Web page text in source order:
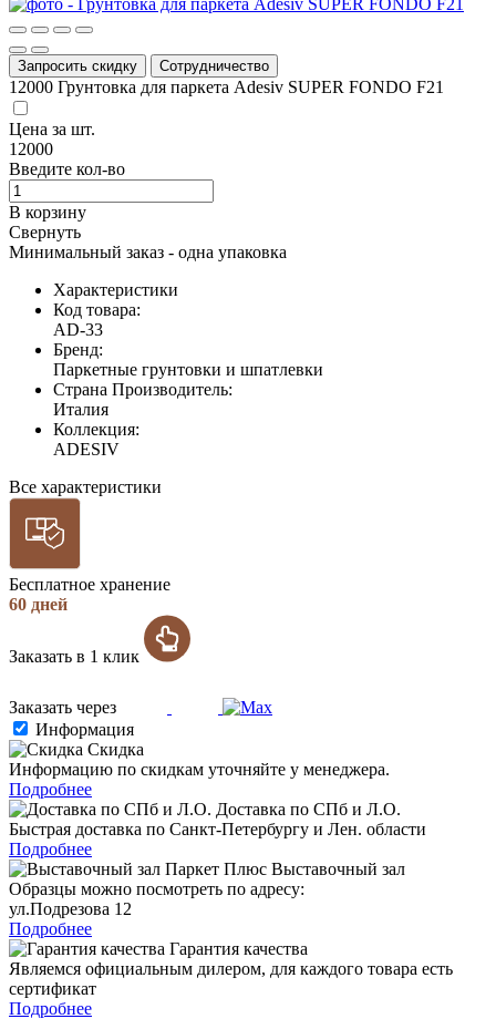
Запросить скидку Сотрудничество
12000 Грунтовка для паркета Adesiv SUPER FONDO F21
Цена за шт.
12000
Введите кол-во
В корзину
Свернуть
Минимальный заказ - одна упаковка
Характеристики
Код товара:
AD-33
Бренд:
Паркетные грунтовки и шпатлевки
Страна Производитель:
Италия
Коллекция:
ADESIV
Все характеристики
Бесплатное хранение
60 дней
Заказать в 1 клик
Заказать через
Информация
Скидка
Информацию по скидкам уточняйте у менеджера.
Подробнее
Доставка по СПб и Л.О.
Быстрая доставка по Санкт-Петербургу и Лен. области
Подробнее
Выставочный зал
Образцы можно посмотреть по адресу:
ул.Подрезова 12
Подробнее
Гарантия качества
Являемся официальным дилером, для каждого товара есть
сертификат
Подробнее